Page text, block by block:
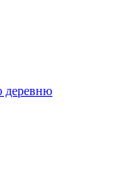
деревню